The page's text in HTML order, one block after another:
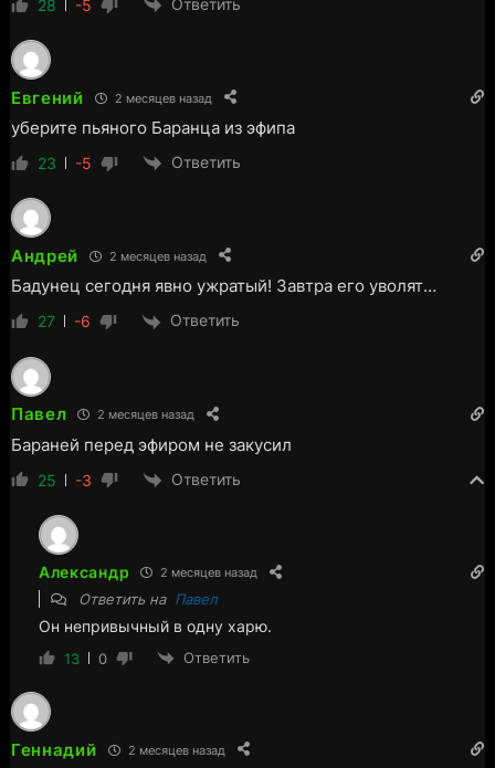
28 -5 Ответить
Евгений 2 месяцев назад
уберите пьяного Баранца из эфипа
23 -5 Ответить
Андрей 2 месяцев назад
Бадунец сегодня явно ужратый! Завтра его уволят…
27 -6 Ответить
Павел 2 месяцев назад
Бараней перед эфиром не закусил
25 -3 Ответить
Александр 2 месяцев назад
Ответить на Павел
Он непривычный в одну харю.
13 0 Ответить
Геннадий 2 месяцев назад